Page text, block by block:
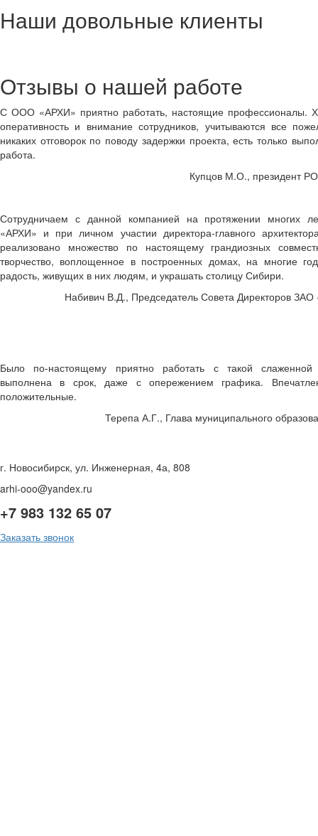
Наши довольные клиенты
Отзывы о нашей работе
С ООО «АРХИ» приятно работать, настоящие профессионалы.
оперативность и внимание сотрудников, учитываются все
никаких отговорок по поводу задержки проекта, есть только
работа.
Купцов М.О., президент
Сотрудничаем с данной компанией на протяжении многих
«АРХИ» и при личном участии директора-главного
реализовано множество по настоящему грандиозных
творчество, воплощенное в построенных домах, на многие
радость, живущих в них людям, и украшать столицу Сибири.
Набивич В.Д., Председатель Совета Директоров ЗАО
Было по-настоящему приятно работать с такой
выполнена в срок, даже с опережением графика.
положительные.
Терепа А.Г., Глава муниципального
г. Новосибирск, ул. Инженерная, 4а, 808
arhi-ooo@yandex.ru
+7 983 132 65 07
Заказать звонок